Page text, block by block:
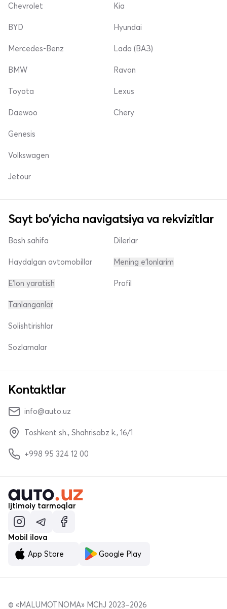
Chevrolet
BYD
Mercedes-Benz
Kia
Hyundai
Lada (ВАЗ)
BMW
Toyota
Daewoo
Ravon
Lexus
Chery
Genesis
Volkswagen
Jetour
Sayt bo'yicha navigatsiya va rekvizitlar
Bosh sahifa
Haydalgan avtomobillar
E'lon yaratish
Dilerlar
Mening e'lonlarim
Profil
Tanlanganlar
Solishtirishlar
Sozlamalar
Kontaktlar
info@auto.uz
Toshkent sh., Shahrisabz k., 16/1
+998 95 324 12 00
Ijtimoiy tarmoqlar
Mobil ilova
App Store
Google Play
© «MALUMOTNOMA» MChJ 2023–2026